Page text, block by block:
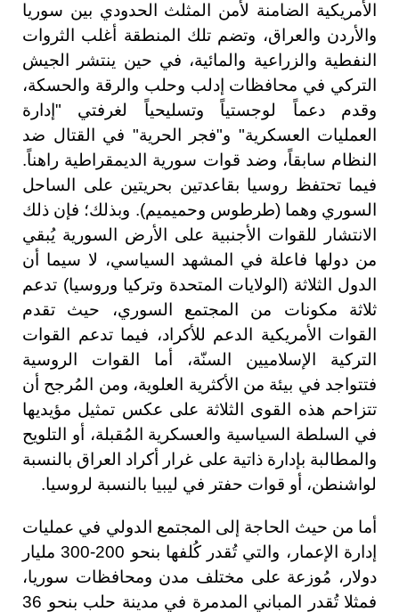
الأمريكية الضامنة لأمن المثلث الحدودي بين سوريا
والأردن والعراق، وتضم تلك المنطقة أغلب الثروات
النفطية والزراعية والمائية، في حين ينتشر الجيش
التركي في محافظات إدلب وحلب والرقة والحسكة،
وقدم دعماً لوجستياً وتسليحياً لغرفتي "إدارة
العمليات العسكرية" و"فجر الحرية" في القتال ضد
النظام سابقاً، وضد قوات سورية الديمقراطية راهناً.
فيما تحتفظ روسيا بقاعدتين بحريتين على الساحل
السوري وهما (طرطوس وحميميم). وبذلك؛ فإن ذلك
الانتشار للقوات الأجنبية على الأرض السورية يُبقي
من دولها فاعلة في المشهد السياسي، لا سيما أن
الدول الثلاثة (الولايات المتحدة وتركيا وروسيا) تدعم
ثلاثة مكونات من المجتمع السوري، حيث تقدم
القوات الأمريكية الدعم للأكراد، فيما تدعم القوات
التركية الإسلاميين السنّة، أما القوات الروسية
فتتواجد في بيئة من الأكثرية العلوية، ومن المُرجح أن
تتزاحم هذه القوى الثلاثة على عكس تمثيل مؤيديها
في السلطة السياسية والعسكرية المُقبلة، أو التلويح
والمطالبة بإدارة ذاتية على غرار أكراد العراق بالنسبة
لواشنطن، أو قوات حفتر في ليبيا بالنسبة لروسيا.
أما من حيث الحاجة إلى المجتمع الدولي في عمليات
إدارة الإعمار، والتي تُقدر كُلفها بنحو 200-300 مليار
دولار، مُوزعة على مختلف مدن ومحافظات سوريا،
فمثلا تُقدر المباني المدمرة في مدينة حلب بنحو 36